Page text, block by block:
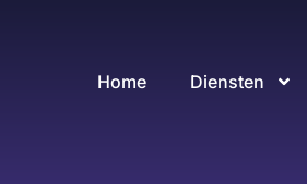
Home Diensten